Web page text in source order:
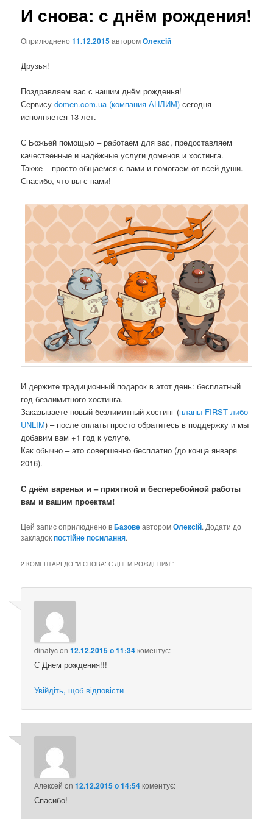
И снова: с днём рождения!
Оприлюднено11.12.2015авторомОлексій
Друзья!
Поздравляем вас с нашим днём рожденья!
Сервисуdomen.com.ua (компания АНЛИМ) сегодня
исполняется 13 лет.
С Божьей помощью – работаем для вас, предоставляем
качественные и надёжные услуги доменов и хостинга.
Также – просто общаемся с вами и помогаем от всей души.
Спасибо, что вы с нами!
И держите традиционный подарок в этот день: бесплатный
год безлимитного хостинга.
Заказываете новый безлимитный хостинг (планы FIRST либо
UNLIM) – после оплаты просто обратитесь в поддержку и мы
добавим вам +1 год к услуге.
Как обычно – это совершенно бесплатно (до конца января
2016).
С днём варенья и – приятной и бесперебойной работы
вам и вашим проектам!
Цей запис оприлюднено вБазовеавторомОлексій. Додати до
закладокпостійне посилання.
2 КОМЕНТАРІ ДО “И СНОВА: С ДНЁМ РОЖДЕНИЯ!”
dinatycon12.12.2015 о 11:34коментує:
С Днем рождения!!!
Увійдіть, щоб відповісти
Алексей on12.12.2015 о 14:54коментує:
Спасибо!